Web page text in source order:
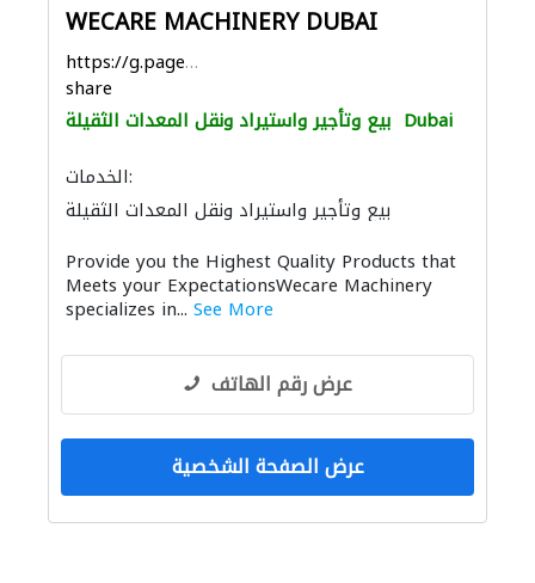
WECARE MACHINERY DUBAI
https://g.page/WecareMachineryDubai?
share
بيع وتأجير واستيراد ونقل المعدات الثقيلة Dubai
الخدمات:
بيع وتأجير واستيراد ونقل المعدات الثقيلة
ميكانيكيون
Provide you the Highest Quality Products that
Meets your ExpectationsWecare Machinery
specializes in... See More
عرض رقم الهاتف
عرض الصفحة الشخصية